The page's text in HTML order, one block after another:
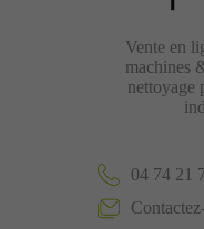
Vente en
machines
nettoyage
04 74 21